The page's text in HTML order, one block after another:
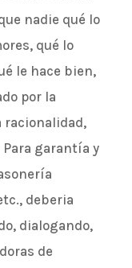
nadie qué lo
qué lo
le hace bien,
por la
racionalidad,
garantía y
deberia
dialogando,
de